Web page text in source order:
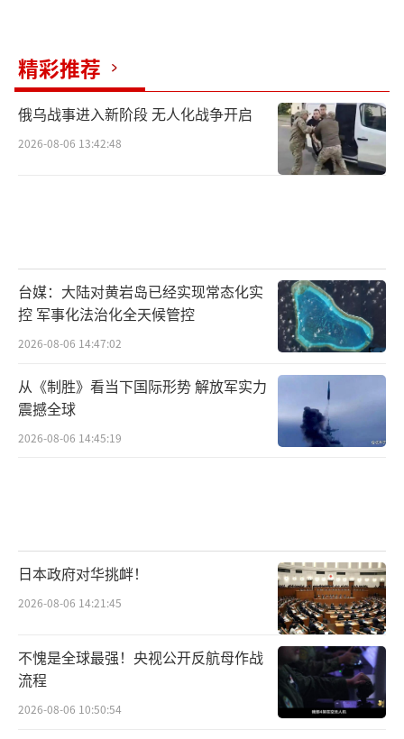
精彩推荐
俄乌战事进入新阶段 无人化战争开启
2026-08-06 13:42:48
台媒：大陆对黄岩岛已经实现常态化实
控 军事化法治化全天候管控
2026-08-06 14:47:02
从《制胜》看当下国际形势 解放军实力
震撼全球
2026-08-06 14:45:19
日本政府对华挑衅！
2026-08-06 14:21:45
不愧是全球最强！央视公开反航母作战
流程
2026-08-06 10:50:54